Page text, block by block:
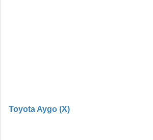
Toyota Aygo (X)